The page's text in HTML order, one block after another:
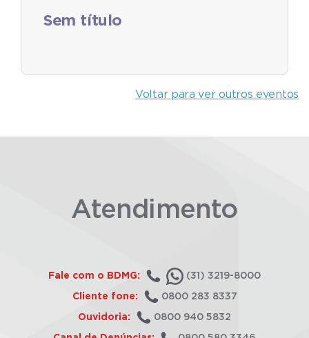
Sem título
Voltar para ver outros eventos
Atendimento
Fale com o BDMG: (31) 3219-8000
Cliente fone: 0800 283 8337
Ouvidoria: 0800 940 5832